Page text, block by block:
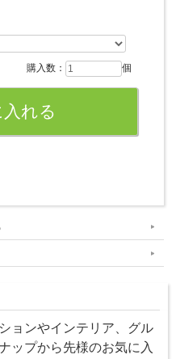
購入数： 個
ョンやインテリア、グル
ップから先様のお気に入